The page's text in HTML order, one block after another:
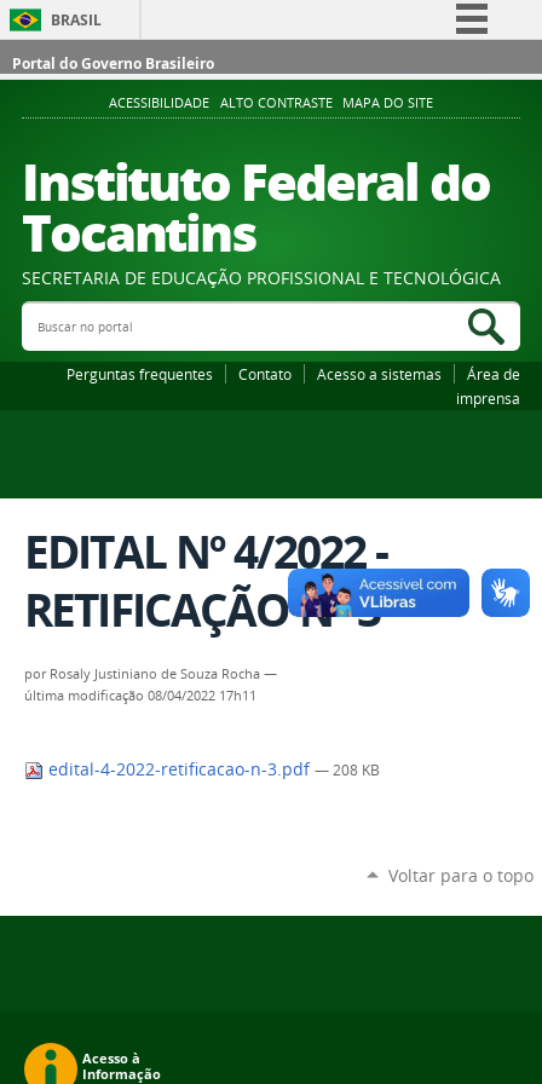
BRASIL
Comunica BR
Acesso à informação
Portal do Governo Brasileiro
ACESSIBILIDADE ALTO CONTRASTE MAPA DO SITE
Instituto Federal do
Tocantins
SECRETARIA DE EDUCAÇÃO PROFISSIONAL E TECNOLÓGICA
Buscar no portal
Perguntas frequentes Contato Acesso a sistemas
Área de
imprensa
EDITAL Nº 4/2022 -
RETIFICAÇÃO Nº 3
por Rosaly Justiniano de Souza Rocha —
última modificação 08/04/2022 17h11
edital-4-2022-retificacao-n-3.pdf — 208 KB
Voltar para o topo